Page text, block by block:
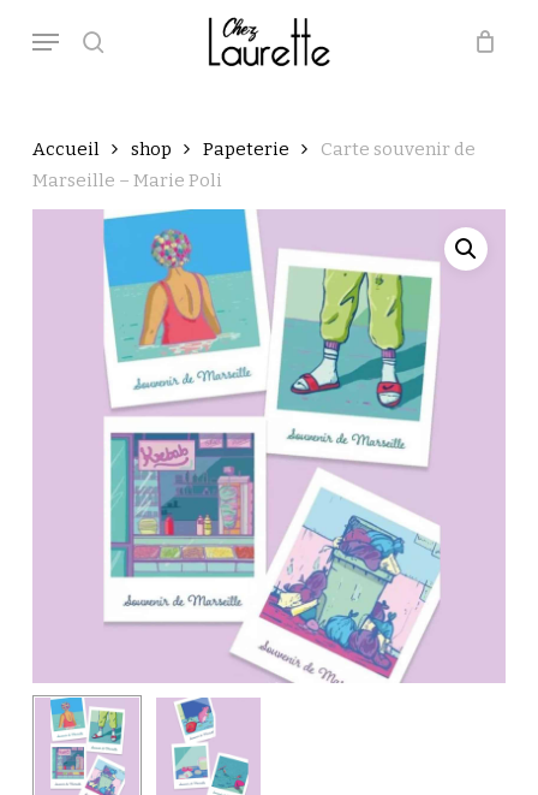
main
search
Menu
Panier Close
Accueil shop Papeterie
Carte souvenir de
Marseille – Marie Poli